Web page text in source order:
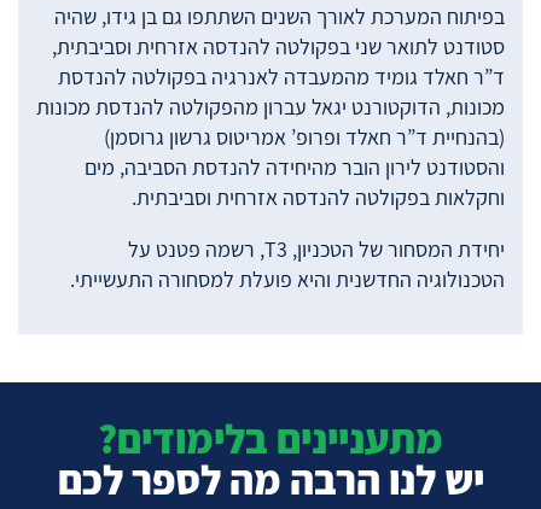
בפיתוח המערכת לאורך השנים השתתפו גם בן גידו, שהיה
סטודנט לתואר שני בפקולטה להנדסה אזרחית וסביבתית,
ד”ר חאלד גומיד מהמעבדה לאנרגיה בפקולטה להנדסת
מכונות, הדוקטורנט יגאל עברון מהפקולטה להנדסת מכונות
(בהנחיית ד”ר חאלד ופרופ’ אמריטוס גרשון גרוסמן)
והסטודנט לירון הובר מהיחידה להנדסת הסביבה, מים
וחקלאות בפקולטה להנדסה אזרחית וסביבתית.
יחידת המסחור של הטכניון, T3, רשמה פטנט על
הטכנולוגיה החדשנית והיא פועלת למסחורה התעשייתי.
מתעניינים בלימודים?
יש לנו הרבה מה לספר לכם